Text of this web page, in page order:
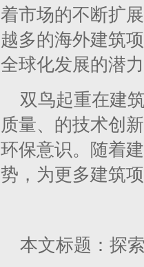
着市场的不断扩
越多的海外建筑
全球化发展的潜
双鸟起重在建
质量、的技术创
环保意识。随着
势，为更多建筑
本文标题：探